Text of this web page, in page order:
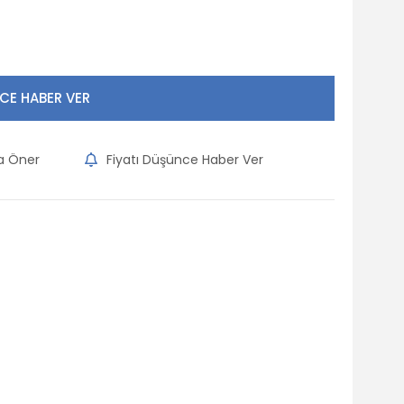
HABER VER
Öner Fiyatı Düşünce Haber Ver